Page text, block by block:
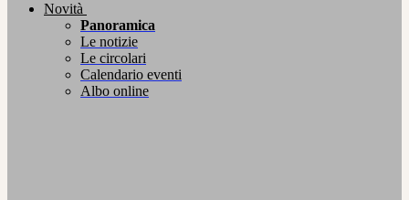
Novità
Panoramica
Le notizie
Le circolari
Calendario eventi
Albo online